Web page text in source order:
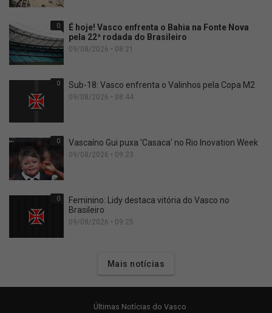
0
É hoje! Vasco enfrenta o Bahia na Fonte Nova
pela 22ª rodada do Brasileiro
09/08/2026 • 08:21
0 Sub-18: Vasco enfrenta o Valinhos pela Copa M2
09/08/2026 • 08:44
0 Vascaíno Gui puxa 'Casaca' no Rio Inovation Week
09/08/2026 • 09:23
0
Feminino: Lidy destaca vitória do Vasco no
Brasileiro
09/08/2026 • 09:25
Mais notícias
Últimas Notícias do Vasco